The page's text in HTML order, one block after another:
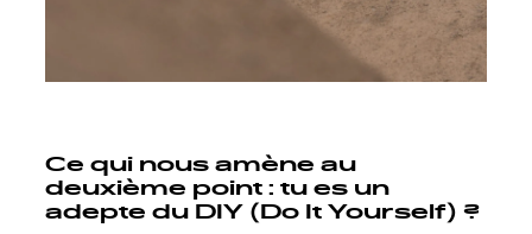
Ce qui nous amène au
deuxième point : tu es un
adepte du DIY (Do It Yourself) ?